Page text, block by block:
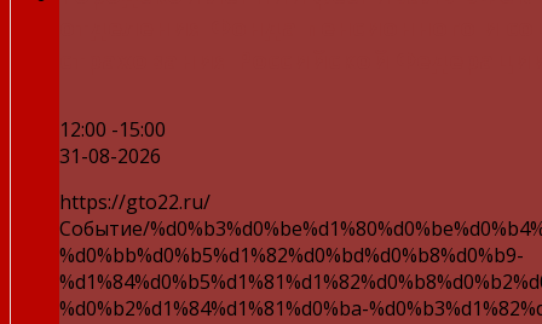
12:00 -15:00
31-08-2026
https://gto22.ru/
Событие/
%d0%bb%d0%b5%d1%82%d0%bd%d0%b8%d0%b9-
%d0%b2%d1%84%d1%81%d0%ba-